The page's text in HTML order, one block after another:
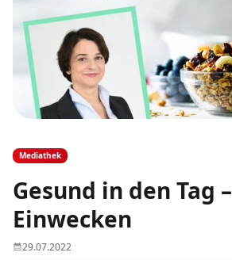
Mediathek
Gesund in den Tag –
Einwecken
29.07.2022